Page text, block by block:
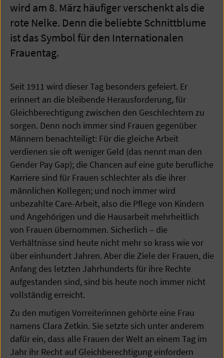
wird am 8. März häufiger verschenkt als die
rote Nelke. Denn die beliebte Schnittblume
ist das Symbol für den Internationalen
Frauentag.
Seit 1911 wird dieser Tag besonders gefeiert. Er
erinnert an die bleibende Herausforderung, für
Gleichberechtigung zwischen den Geschlechtern zu
sorgen. Denn noch immer sind Frauen gegenüber
Männern benachteiligt: Für die gleiche Arbeit
verdienen sie oft weniger Geld (das nennt man den
Gender Pay Gap); die Chancen auf eine gute berufliche
Karriere sind für Frauen schlechter als die ihrer
männlichen Kollegen; und noch immer wird
unbezahlte Care-Arbeit, also die Pflege von Kindern
und Angehörigen und die Hausarbeit mehrheitlich
von Frauen übernommen. Sicherlich – die
Verhältnisse sind heute nicht mehr so krass wie vor
über einhundert Jahren. Aber die Ziele der Frauen, die
Anfang des letzten Jahrhunderts für ihre Rechte
aufgestanden sind, sind bis heute noch immer nicht
vollständig erreicht.
Zu den mutigen Vorreiterinnen gehörte eine Frau
namens Clara Zetkin. Sie setzte sich unter anderem
dafür ein, dass alle Frauen der Welt an einem Tag im
Jahr ihr Recht auf Gleichberechtigung einfordern